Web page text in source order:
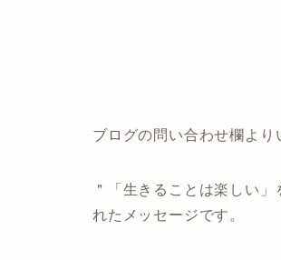
ブログの問い合わせ欄よ
＂「生きることは楽しい
れたメッセージです。